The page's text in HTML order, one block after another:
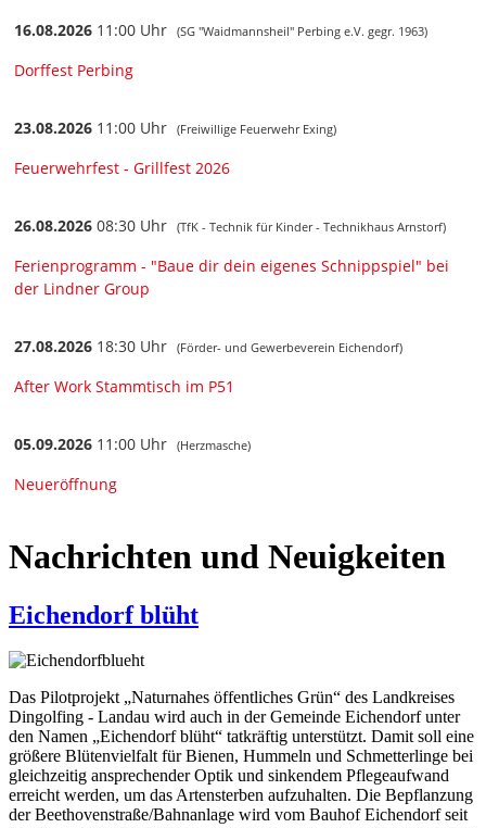
Nachrichten und Neuigkeiten
Eichendorf blüht
Das Pilotprojekt „Naturnahes öffentliches Grün“ des Landkreises
Dingolfing - Landau wird auch in der Gemeinde Eichendorf unter
den Namen „Eichendorf blüht“ tatkräftig unterstützt. Damit soll eine
größere Blütenvielfalt für Bienen, Hummeln und Schmetterlinge bei
gleichzeitig ansprechender Optik und sinkendem Pflegeaufwand
erreicht werden, um das Artensterben aufzuhalten. Die Bepflanzung
der Beethovenstraße/Bahnanlage wird vom Bauhof Eichendorf seit